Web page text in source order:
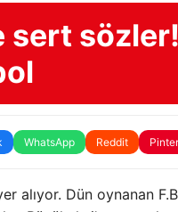
sert sözler!
WhatsApp Reddit
alıyor. Dün oynanan